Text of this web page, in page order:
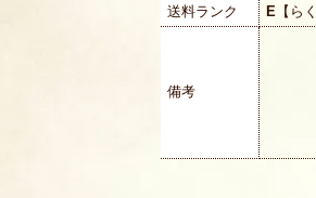
送料ランク
E 【ら
備考